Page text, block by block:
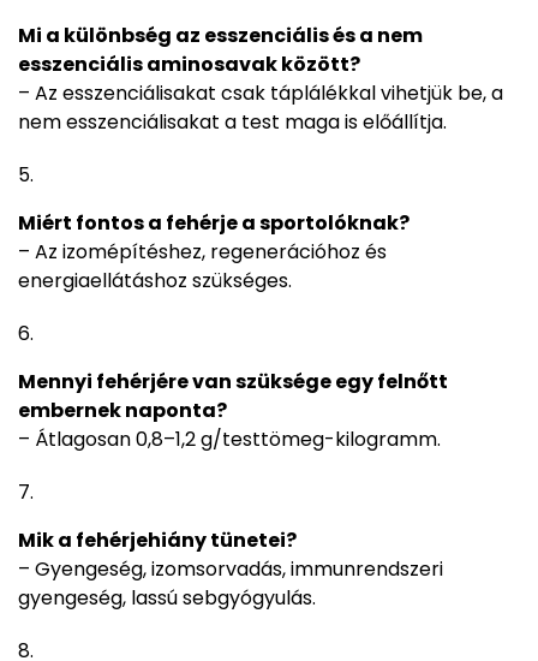
Mi a különbség az esszenciális és a nem
esszenciális aminosavak között?
– Az esszenciálisakat csak táplálékkal vihetjük be, a
nem esszenciálisakat a test maga is előállítja.
Miért fontos a fehérje a sportolóknak?
– Az izomépítéshez, regenerációhoz és
energiaellátáshoz szükséges.
Mennyi fehérjére van szüksége egy felnőtt
embernek naponta?
– Átlagosan 0,8–1,2 g/testtömeg-kilogramm.
Mik a fehérjehiány tünetei?
– Gyengeség, izomsorvadás, immunrendszeri
gyengeség, lassú sebgyógyulás.